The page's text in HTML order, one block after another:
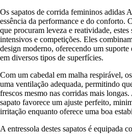
Os sapatos de corrida femininos adidas
essência da performance e do conforto.
que procuram leveza e reatividade, estes
intensivos e competições. Eles
design moderno, oferecendo um
em diversos tipos de superfícies.
Com um cabedal em malha respirável,
uma ventilação adequada, permitindo
frescos mesmo nas corridas mais
sapato favorece um ajuste perfeito,
irritação enquanto oferece uma boa
A entressola destes sapatos é equipada